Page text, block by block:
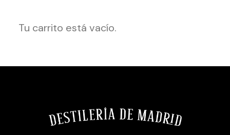
Tu carrito está vacío.